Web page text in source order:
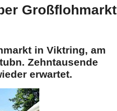
Großflohmarkt
in Viktring, am
Zehntausende
erwartet.